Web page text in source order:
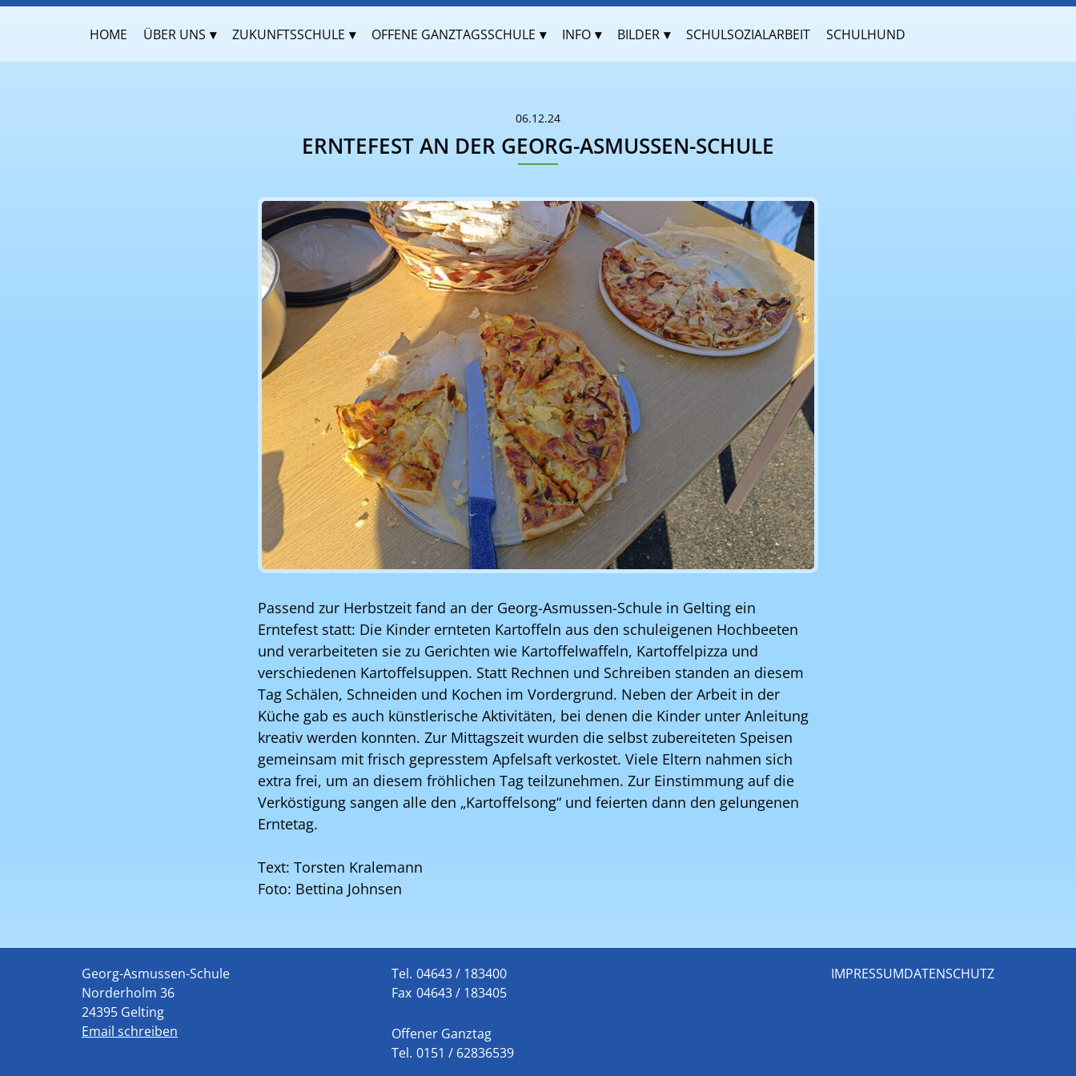
HOME ÜBER UNS ZUKUNFTSSCHULE OFFENE GANZTAGSSCHULE INFO BILDER SCHULSOZIALARBEIT SCHULHUND
06.12.24
ERNTEFEST AN DER GEORG-ASMUSSEN-SCHULE
Passend zur Herbstzeit fand an der Georg-Asmussen-Schule in Gelting ein
Erntefest statt: Die Kinder ernteten Kartoffeln aus den schuleigenen Hochbeeten
und verarbeiteten sie zu Gerichten wie Kartoffelwaffeln, Kartoffelpizza und
verschiedenen Kartoffelsuppen. Statt Rechnen und Schreiben standen an diesem
Tag Schälen, Schneiden und Kochen im Vordergrund. Neben der Arbeit in der
Küche gab es auch künstlerische Aktivitäten, bei denen die Kinder unter Anleitung
kreativ werden konnten. Zur Mittagszeit wurden die selbst zubereiteten Speisen
gemeinsam mit frisch gepresstem Apfelsaft verkostet. Viele Eltern nahmen sich
extra frei, um an diesem fröhlichen Tag teilzunehmen. Zur Einstimmung auf die
Verköstigung sangen alle den „Kartoffelsong“ und feierten dann den gelungenen
Erntetag.
Text: Torsten Kralemann
Foto: Bettina Johnsen
Georg-Asmussen-Schule
Norderholm 36
24395 Gelting
Email schreiben
Tel. 04643 / 183400
Fax 04643 / 183405
Offener Ganztag
Tel. 0151 / 62836539
IMPRESSUMDATENSCHUTZ